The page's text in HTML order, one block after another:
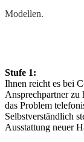
Modellen.
Stufe 1:
Ihnen reicht es bei
Ansprechpartner zu
das Problem
Selbstverständlich
Ausstattung neuer